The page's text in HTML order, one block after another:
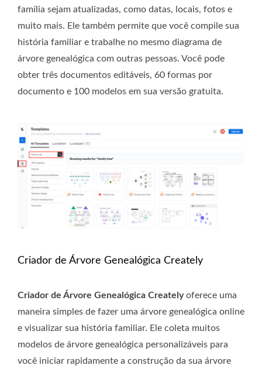
família sejam atualizadas, como datas, locais, fotos e
muito mais. Ele também permite que você compile sua
história familiar e trabalhe no mesmo diagrama de
árvore genealógica com outras pessoas. Você pode
obter três documentos editáveis, 60 formas por
documento e 100 modelos em sua versão gratuita.
Criador de Árvore Genealógica Creately
Criador de Árvore Genealógica Createlyoferece uma
maneira simples de fazer uma árvore genealógica online
e visualizar sua história familiar. Ele coleta muitos
modelos de árvore genealógica personalizáveis ​​para
você iniciar rapidamente a construção da sua árvore